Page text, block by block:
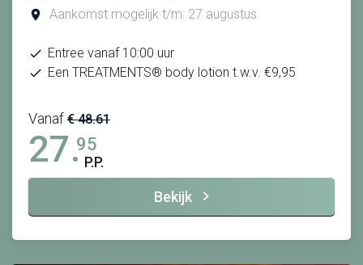
Aankomst mogelijk t/m: 27 augustus
Entree vanaf 10:00 uur
Een TREATMENTS® body lotion t.w.v. €9,95
Vanaf € 48.61
27.95
P.P.
Bekijk